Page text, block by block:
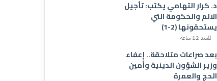
د. كرار التهامي يكتب: تأجيل
الالم والحكومة التي
يستحقونها (2-1)
منذ 12 ساعة
بعد صراعات متلاحقة.. إعفاء
وزير الشؤون الدينية وأمين
الحج والعمرة